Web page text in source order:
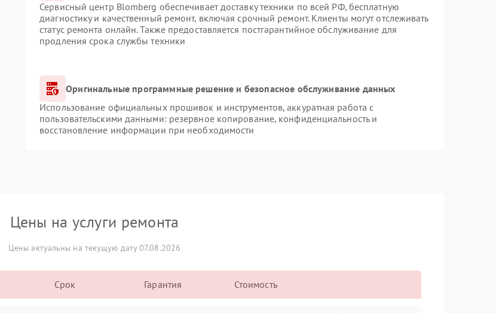
Сервисный центр Blomberg обеспечивает доставку техники по всей РФ, бесплатную
диагностику и качественный ремонт, включая срочный ремонт. Клиенты могут отслеживать
статус ремонта онлайн. Также предоставляется постгарантийное обслуживание для
продления срока службы техники
Оригинальные программные решение и безопасное обслуживание данных
Использование официальных прошивок и инструментов, аккуратная работа с
пользовательскими данными: резервное копирование, конфиденциальность и
восстановление информации при необходимости
Цены на услуги ремонта
Цены актуальны на текущую дату 07.08.2026
Срок Гарантия Стоимость